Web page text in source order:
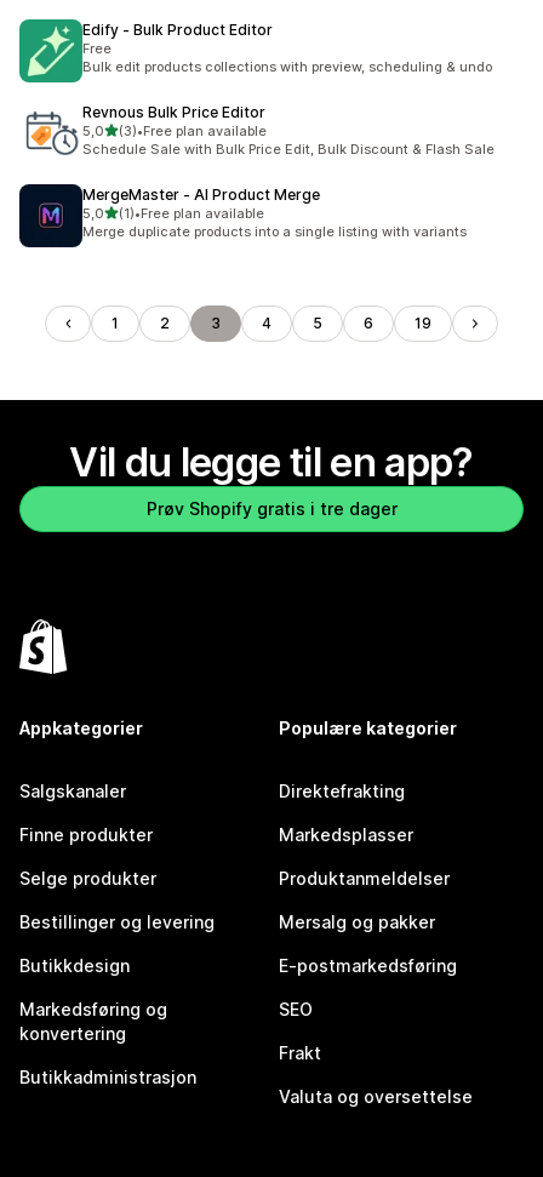
Edify ‑ Bulk Product Editor
Free
Bulk edit products collections with preview, scheduling & undo
Revnous Bulk Price Editor
5,0av 5 stjerner
(3)
Totalt 3 omtaler
•Free plan available
Schedule Sale with Bulk Price Edit, Bulk Discount & Flash Sale
MergeMaster ‑ AI Product Merge
5,0av 5 stjerner
(1)
Totalt 1 omtaler
•Free plan available
Merge duplicate products into a single listing with variants
1 2 3 4 5 6 19
Vil du legge til en app?
Prøv Shopify gratis i tre dager
Appkategorier
Salgskanaler
Finne produkter
Selge produkter
Bestillinger og levering
Butikkdesign
Markedsføring og
konvertering
Butikkadministrasjon
Populære kategorier
Direktefrakting
Markedsplasser
Produktanmeldelser
Mersalg og pakker
E-postmarkedsføring
SEO
Frakt
Valuta og oversettelse